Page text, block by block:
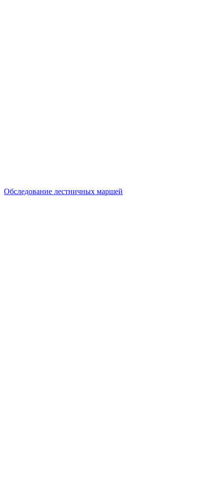
Обследование лестничных маршей